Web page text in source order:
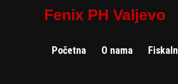
Fenix PH Valjevo
Početna O nama